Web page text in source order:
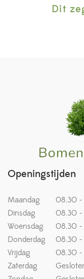
Dit
Openingstijden
Maandag
08.30 -
Dinsdag
08.30 -
Woensdag
08.30 -
Donderdag
08.30 -
Vrijdag
08.30 -
Zaterdag